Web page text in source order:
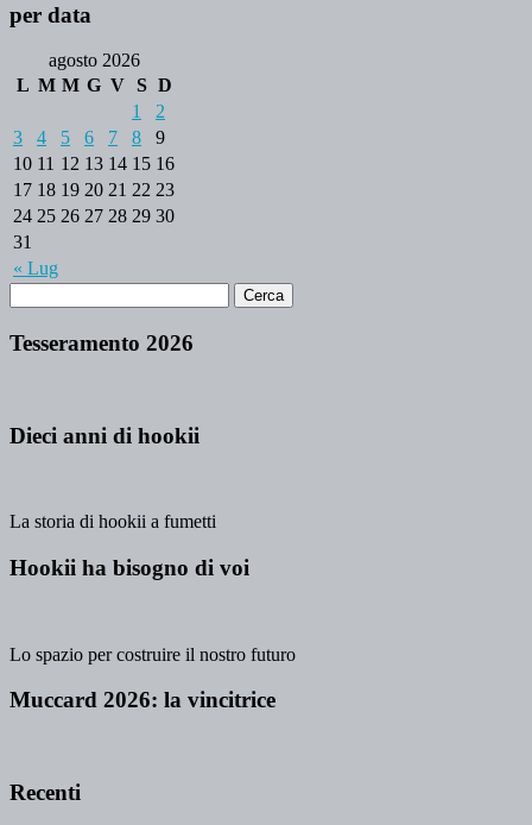
per data
agosto 2026
L M M G V S D
« Lug
1
2
3
4 5 6 7 8
9
10 11 12 13 14 15 16
17 18 19 20 21 22 23
24 25 26 27 28 29 30
31
Tesseramento 2026
Dieci anni di hookii
La storia di hookii a fumetti
Hookii ha bisogno di voi
Lo spazio per costruire il nostro futuro
Muccard 2026: la vincitrice
Recenti